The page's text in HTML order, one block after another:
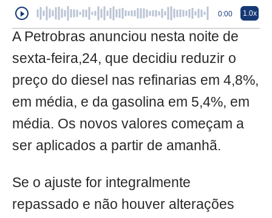
0:00 1.0x
A Petrobras anunciou nesta noite de
sexta-feira,24, que decidiu reduzir o
preço do diesel nas refinarias em 4,8%,
em média, e da gasolina em 5,4%, em
média. Os novos valores começam a
ser aplicados a partir de amanhã.
Se o ajuste for integralmente
repassado e não houver alterações